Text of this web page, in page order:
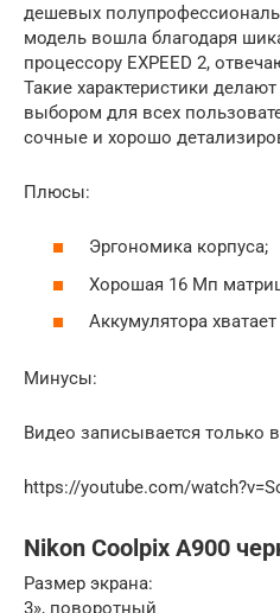
дешевых
модель вошла благодаря
процессору EXPEED 2,
Такие характеристики
выбором для всех
сочные и хорошо
Плюсы:
Эргономика корпуса;
Хорошая 16 Мп
Аккумулятора
Минусы:
Видео записывается только
https://youtube.com/
Nikon Coolpix A900
Размер экрана:
3», поворотный